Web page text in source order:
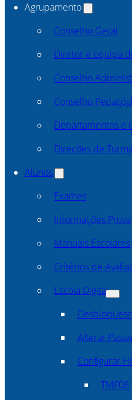
Agrupamento
Conselho Geral
Diretor e Equipa
Conselho
Conselho
Departamentos e
Direcões de Turma
Alunos
Exames
Informações Prova
Manuais Escolares
Critérios de
Escola Digital
Alterar
Configurar
TMF08